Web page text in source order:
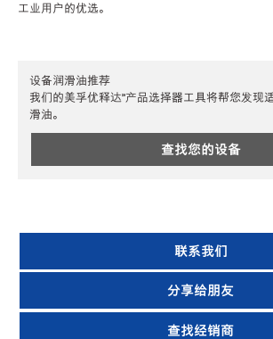
工业用户的优选。
设备润滑油推荐
我们的美孚优释达℠产品选择器工具将帮您发现
滑油。
查找您的设备
联系我们
分享给朋友
查找经销商